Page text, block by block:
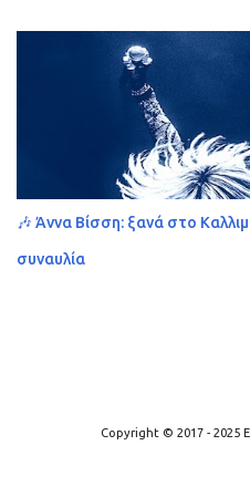
🎶 Άννα Βίσση: ξανά στο
συναυλία
Copyright © 2017 - 2025